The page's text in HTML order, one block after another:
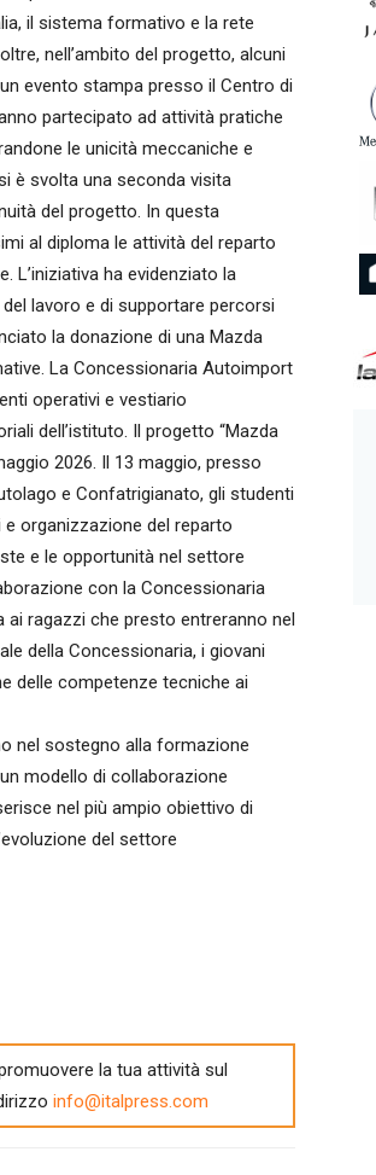
il sistema formativo e la rete
nell’ambito del progetto, alcuni
evento stampa presso il Centro di
partecipato ad attività pratiche
le unicità meccaniche e
è svolta una seconda visita
del progetto. In questa
al diploma le attività del reparto
L’iniziativa ha evidenziato la
lavoro e di supportare percorsi
la donazione di una Mazda
La Concessionaria Autoimport
operativi e vestiario
dell’istituto. Il progetto “Mazda
2026. Il 13 maggio, presso
e Confatrigianato, gli studenti
organizzazione del reparto
e le opportunità nel settore
con la Concessionaria
ai ragazzi che presto entreranno nel
della Concessionaria, i giovani
delle competenze tecniche ai
nel sostegno alla formazione
modello di collaborazione
nel più ampio obiettivo di
del settore
la tua attività sul
info@italpress.com